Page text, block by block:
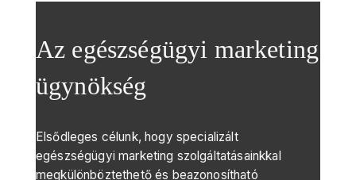
Az egészségügyi marketing
ügynökség
Elsődleges célunk, hogy specializált
egészségügyi marketing szolgáltatásainkkal
megkülönböztethető és beazonosítható